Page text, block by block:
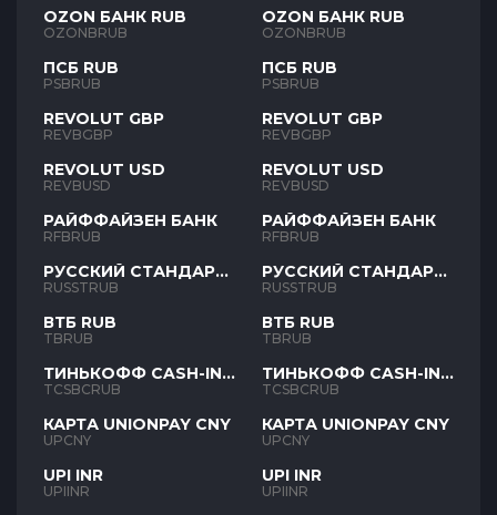
OZON БАНК RUB
OZONBRUB
ПСБ RUB
PSBRUB
REVOLUT GBP
REVBGBP
REVOLUT USD
REVBUSD
РАЙФФАЙЗЕН БАНК
RFBRUB
РУССКИЙ СТАНДАРТ
RUB
RUSSTRUB
ВТБ RUB
TBRUB
ТИНЬКОФФ CASH-IN
RUB
TCSBCRUB
КАРТА UNIONPAY CNY
UPCNY
UPI INR
UPIINR
OZON БАНК RUB
OZONBRUB
ПСБ RUB
PSBRUB
REVOLUT GBP
REVBGBP
REVOLUT USD
REVBUSD
РАЙФФАЙЗЕН БАНК
RFBRUB
РУССКИЙ СТАНДАРТ
RUB
RUSSTRUB
ВТБ RUB
TBRUB
ТИНЬКОФФ CASH-IN
RUB
TCSBCRUB
КАРТА UNIONPAY CNY
UPCNY
UPI INR
UPIINR